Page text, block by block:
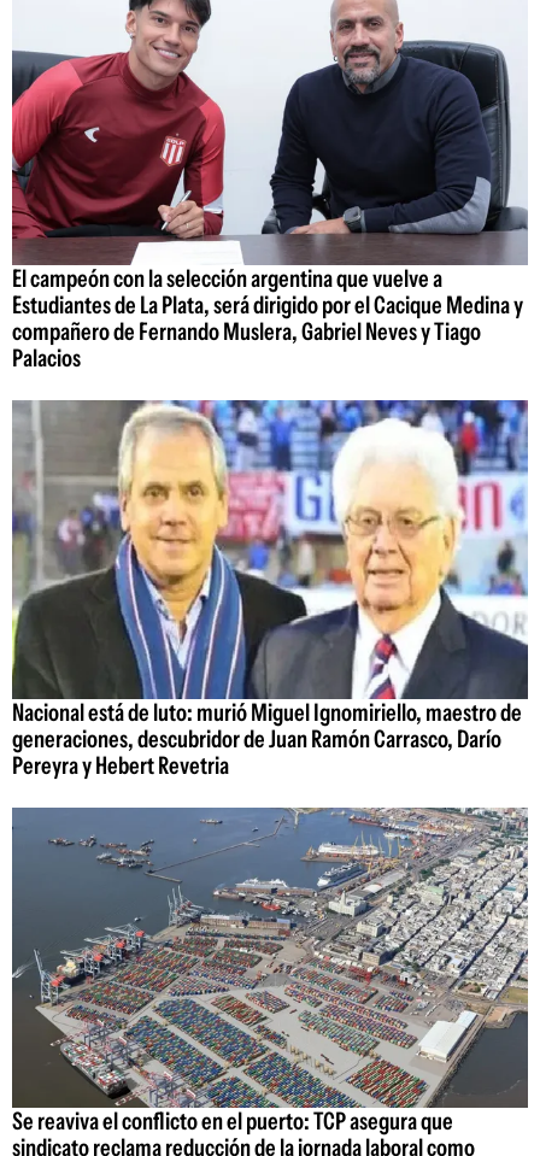
El campeón con la selección argentina que vuelve a
Estudiantes de La Plata, será dirigido por el Cacique Medina y
compañero de Fernando Muslera, Gabriel Neves y Tiago
Palacios
Nacional está de luto: murió Miguel Ignomiriello, maestro de
generaciones, descubridor de Juan Ramón Carrasco, Darío
Pereyra y Hebert Revetria
Se reaviva el conflicto en el puerto: TCP asegura que
sindicato reclama reducción de la jornada laboral como